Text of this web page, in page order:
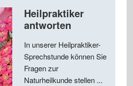
Heilpraktiker
antworten
In unserer Heilpraktiker-
Sprechstunde können Sie
Fragen zur
Naturheilkunde stellen ...